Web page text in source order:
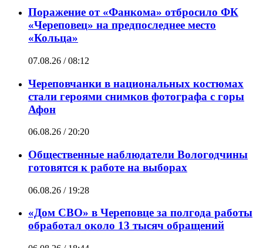
Поражение от «Фанкома» отбросило ФК
«Череповец» на предпоследнее место
«Кольца»
07.08.26 / 08:12
Череповчанки в национальных костюмах
стали героями снимков фотографа с горы
Афон
06.08.26 / 20:20
Общественные наблюдатели Вологодчины
готовятся к работе на выборах
06.08.26 / 19:28
«Дом СВО» в Череповце за полгода работы
обработал около 13 тысяч обращений